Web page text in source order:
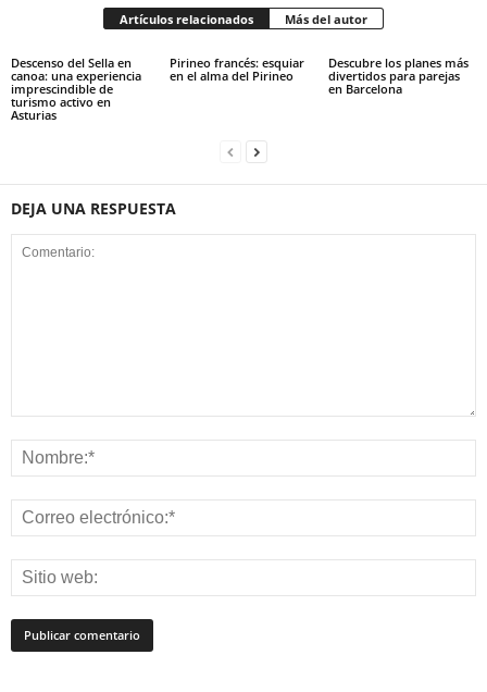
Artículos relacionados Más del autor
Descenso del Sella en
canoa: una experiencia
imprescindible de
turismo activo en
Asturias
Pirineo francés: esquiar
en el alma del Pirineo
Descubre los planes más
divertidos para parejas
en Barcelona
DEJA UNA RESPUESTA